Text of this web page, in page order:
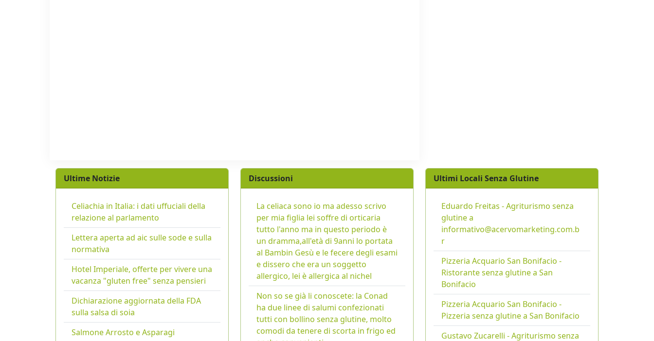
Ultime Notizie
Celiachia in Italia: i dati uffuciali della
relazione al parlamento
Lettera aperta ad aic sulle sode e sulla
normativa
Hotel Imperiale, offerte per vivere una
vacanza "gluten free" senza pensieri
Dichiarazione aggiornata della FDA
sulla salsa di soia
Salmone Arrosto e Asparagi
Discussioni
La celiaca sono io ma adesso scrivo
per mia figlia lei soffre di orticaria
tutto l'anno ma in questo periodo è
un dramma,all'età di 9anni lo portata
al Bambin Gesù e le fecere degli esami
e dissero che era un soggetto
allergico, lei è allergica al nichel
Non so se già li conoscete: la Conad
ha due linee di salumi confezionati
tutti con bollino senza glutine, molto
comodi da tenere di scorta in frigo ed
Ultimi Locali Senza Glutine
Eduardo Freitas - Agriturismo senza
glutine a
informativo@acervomarketing.com.b
r
Pizzeria Acquario San Bonifacio -
Ristorante senza glutine a San
Bonifacio
Pizzeria Acquario San Bonifacio -
Pizzeria senza glutine a San Bonifacio
Gustavo Zucarelli - Agriturismo senza